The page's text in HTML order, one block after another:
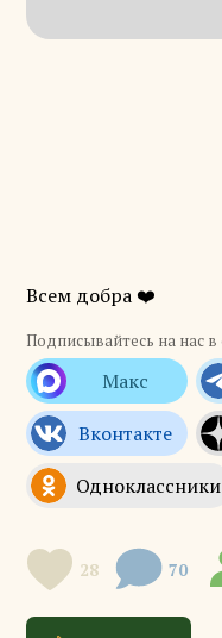
Всем добра ❤️
Подписывайтесь на нас в
28 70